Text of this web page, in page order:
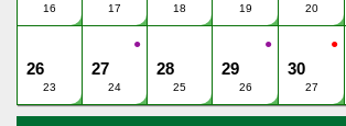
16 17 18 19 20
26
23
●
27
24
28
25
●
29
26
●
30
27